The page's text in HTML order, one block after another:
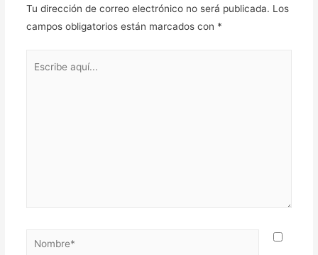
Tu dirección de correo electrónico no será publicada. Los
campos obligatorios están marcados con *
Nombre*